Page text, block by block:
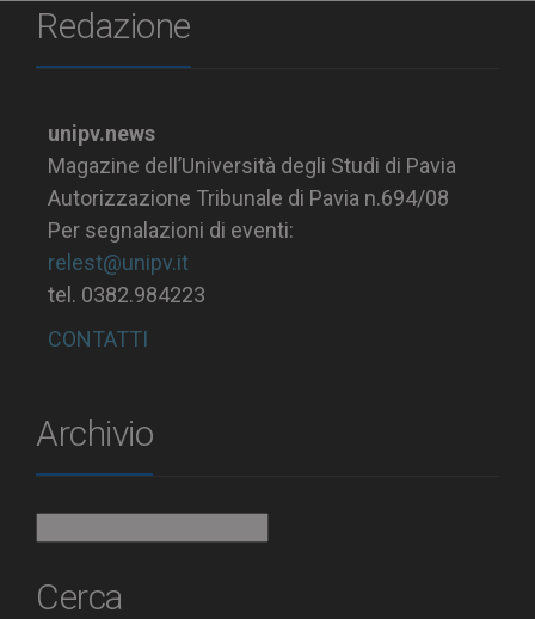
Redazione
unipv.news
Magazine dell’Università degli Studi di Pavia
Autorizzazione Tribunale di Pavia n.694/08
Per segnalazioni di eventi:
relest@unipv.it
tel. 0382.984223
CONTATTI
Archivio
Cerca